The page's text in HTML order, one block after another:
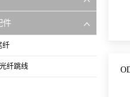
件
纤
纤跳线